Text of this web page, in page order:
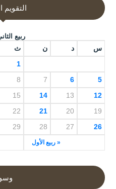
التقويم
ربيع الثاني
س د ن ث
« ربيع الأول
1
5
6
7
8
12
13
14
15
19
20
21
22
26
27
28
29